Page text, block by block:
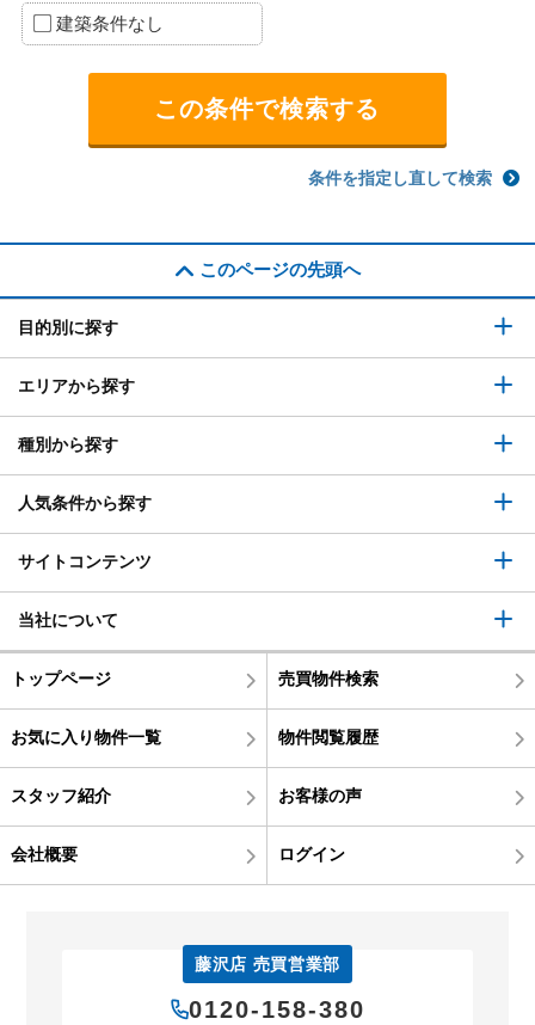
建築条件なし
条件を指定し直して検索
このページの先頭へ
目的別に探す
エリアから探す
種別から探す
人気条件から探す
サイトコンテンツ
当社について
トップページ 売買物件検索
お気に入り物件一覧 物件閲覧履歴
スタッフ紹介 お客様の声
会社概要 ログイン
藤沢店 売買営業部
0120-158-380